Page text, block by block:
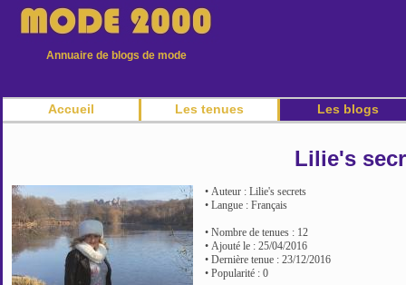
Annuaire de blogs de mode
Accueil Les tenues Les blogs
Lilie's
• Auteur : Lilie's secrets
• Langue : Français
• Nombre de tenues : 12
• Ajouté le : 25/04/2016
• Dernière tenue : 23/12/2016
• Popularité : 0